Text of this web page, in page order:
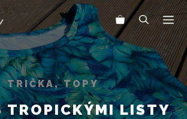
TRIČKA, TOPY
TROPICKÝMI LISTY